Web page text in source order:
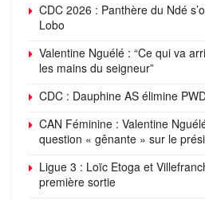
CDC 2026 : Panthère du Ndé
Lobo
Valentine Nguélé : “Ce qui va
les mains du seigneur”
CDC : Dauphine AS élimine
CAN Féminine : Valentine
question « gênante » sur le
Ligue 3 : Loïc Etoga et
première sortie